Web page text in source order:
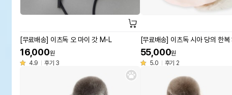
[무료배송] 이츠독 오 마이 갓 M-L
16,000원
4.9
후기 3
[무료배송] 이츠독 시아 당의 한
55,000원
5.0
후기 2